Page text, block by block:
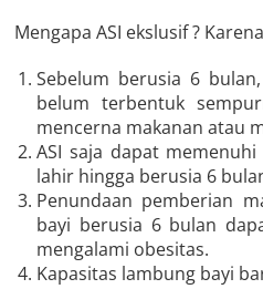
Mengapa ASI ekslusif ?
Sebelum berusia 6
belum terbentuk
mencerna makanan atau
ASI saja dapat
lahir hingga berusia 6
Penundaan pemberian
bayi berusia 6 bulan
mengalami obesitas.
Kapasitas lambung bayi